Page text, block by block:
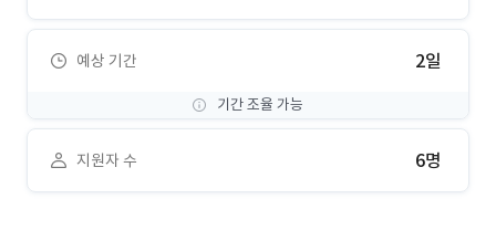
예상 기간 2일
기간 조율 가능
지원자 수 6명